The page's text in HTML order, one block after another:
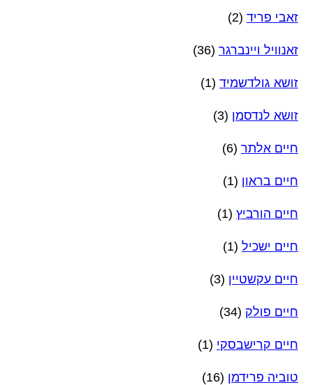
זאבי פריד (2)
זאנוויל ויינברגר (36)
זושא גולדשמיד (1)
זושא לנדסמן (3)
חיים אלתר (6)
חיים בראון (1)
חיים הורביץ (1)
חיים ישכיל (1)
חיים עקשטיין (3)
חיים פולק (34)
חיים קרישבסקי (1)
טוביה פרידמן (16)